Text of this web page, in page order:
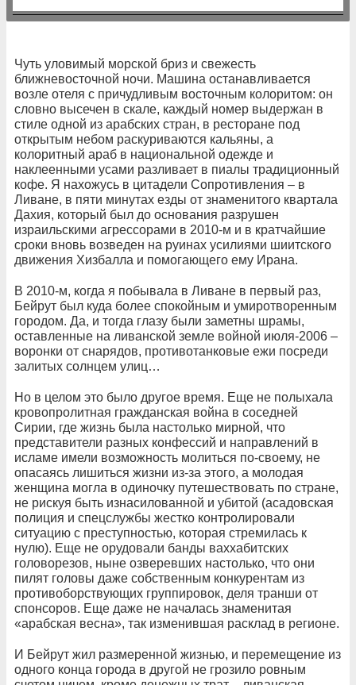
Чуть уловимый морской бриз и свежесть
ближневосточной ночи. Машина останавливается
возле отеля с причудливым восточным колоритом: он
словно высечен в скале, каждый номер выдержан в
стиле одной из арабских стран, в ресторане под
открытым небом раскуриваются кальяны, а
колоритный араб в национальной одежде и
наклеенными усами разливает в пиалы традиционный
кофе. Я нахожусь в цитадели Сопротивления – в
Ливане, в пяти минутах езды от знаменитого квартала
Дахия, который был до основания разрушен
израильскими агрессорами в 2010-м и в кратчайшие
сроки вновь возведен на руинах усилиями шиитского
движения Хизбалла и помогающего ему Ирана.
В 2010-м, когда я побывала в Ливане в первый раз,
Бейрут был куда более спокойным и умиротворенным
городом. Да, и тогда глазу были заметны шрамы,
оставленные на ливанской земле войной июля-2006 –
воронки от снарядов, противотанковые ежи посреди
залитых солнцем улиц…
Но в целом это было другое время. Еще не полыхала
кровопролитная гражданская война в соседней
Сирии, где жизнь была настолько мирной, что
представители разных конфессий и направлений в
исламе имели возможность молиться по-своему, не
опасаясь лишиться жизни из-за этого, а молодая
женщина могла в одиночку путешествовать по стране,
не рискуя быть изнасилованной и убитой (асадовская
полиция и спецслужбы жестко контролировали
ситуацию с преступностью, которая стремилась к
нулю). Еще не орудовали банды ваххабитских
головорезов, ныне озверевших настолько, что они
пилят головы даже собственным конкурентам из
противоборствующих группировок, деля транши от
спонсоров. Еще даже не началась знаменитая
«арабская весна», так изменившая расклад в регионе.
И Бейрут жил размеренной жизнью, и перемещение из
одного конца города в другой не грозило ровным